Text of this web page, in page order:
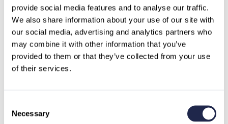
provide social media features and to analyse our traffic.
We also share information about your use of our site with
our social media, advertising and analytics partners who
may combine it with other information that you’ve
provided to them or that they’ve collected from your use
of their services.
Selection
Necessary